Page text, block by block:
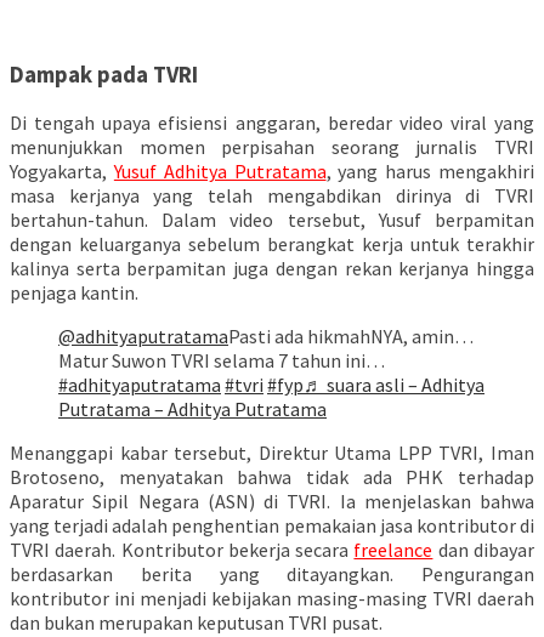
Dampak pada TVRI
Di tengah upaya efisiensi anggaran, beredar video viral yang
menunjukkan momen perpisahan seorang jurnalis TVRI
Yogyakarta,Yusuf Adhitya Putratama, yang harus mengakhiri
masa kerjanya yang telah mengabdikan dirinya di TVRI
bertahun-tahun. Dalam video tersebut, Yusuf berpamitan
dengan keluarganya sebelum berangkat kerja untuk terakhir
kalinya serta berpamitan juga dengan rekan kerjanya hingga
penjaga kantin.
@adhityaputratamaPasti ada hikmahNYA, amin…
Matur Suwon TVRI selama 7 tahun ini…
#adhityaputratama #tvri #fyp♬ suara asli – Adhitya
Putratama – Adhitya Putratama
Menanggapi kabar tersebut, Direktur Utama LPP TVRI, Iman
Brotoseno, menyatakan bahwa tidak ada PHK terhadap
Aparatur Sipil Negara (ASN) di TVRI. Ia menjelaskan bahwa
yang terjadi adalah penghentian pemakaian jasa kontributor di
TVRI daerah. Kontributor bekerja secara freelance dan dibayar
berdasarkan berita yang ditayangkan. Pengurangan
kontributor ini menjadi kebijakan masing-masing TVRI daerah
dan bukan merupakan keputusan TVRI pusat.